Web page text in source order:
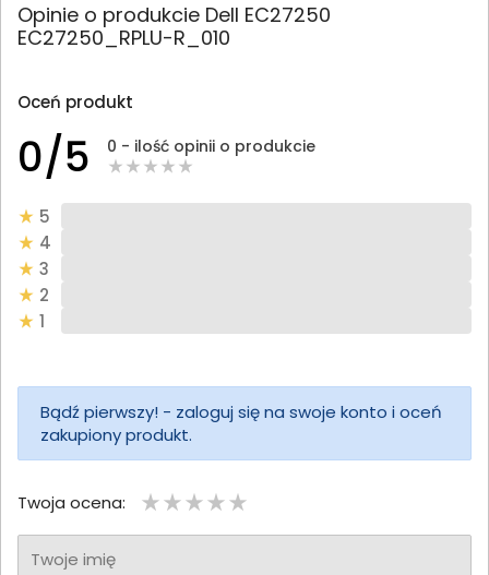
Opinie o produkcie Dell EC27250
EC27250_RPLU-R_010
Oceń produkt
0/5 0 - ilość opinii o produkcie
5
4
3
2
1
Bądź pierwszy! - zaloguj się na swoje konto i oceń
zakupiony produkt.
Twoja ocena:
Twoje imię